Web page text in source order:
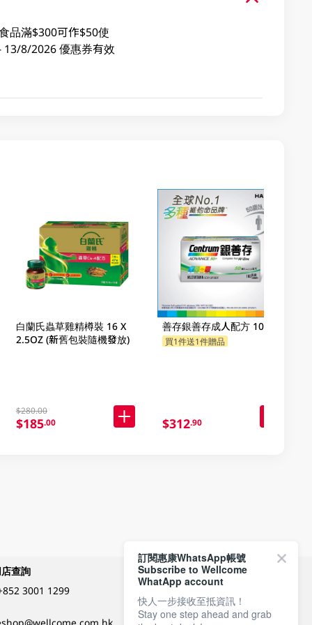
品滿$300可作$50使
13/8/2026 優惠券有效
白蘭氏蟲草雞精樽裝 16 X
2.5OZ (新舊包裝隨機發放)
$280.00
$185.00
善存銀善存成人配方 100PC
買1件送1件贈品
$312.90
查詢
3001 1299
付款方式
關注我們
訂閱惠康WhatsApp帳號
Subscribe to Wellcome
WhatApp account
快人一步接收至抵資訊！
Stay one step ahead and grab